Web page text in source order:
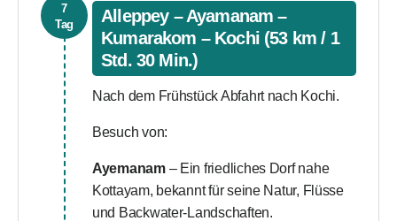
7
Tag
Alleppey – Ayamanam –
Kumarakom – Kochi (53 km / 1
Std. 30 Min.)
Nach dem Frühstück Abfahrt nach Kochi.
Besuch von:
Ayemanam– Ein friedliches Dorf nahe
Kottayam, bekannt für seine Natur, Flüsse
und Backwater-Landschaften.